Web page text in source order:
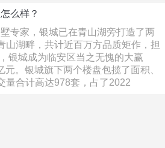
么样？
专家，银城已在青山湖旁打造了两
山湖畔，共计近百万方品质矩作，担
银城成为临安区当之无愧的大赢
。银城旗下两个楼盘包揽了面积、
量合计高达978套，占了2022